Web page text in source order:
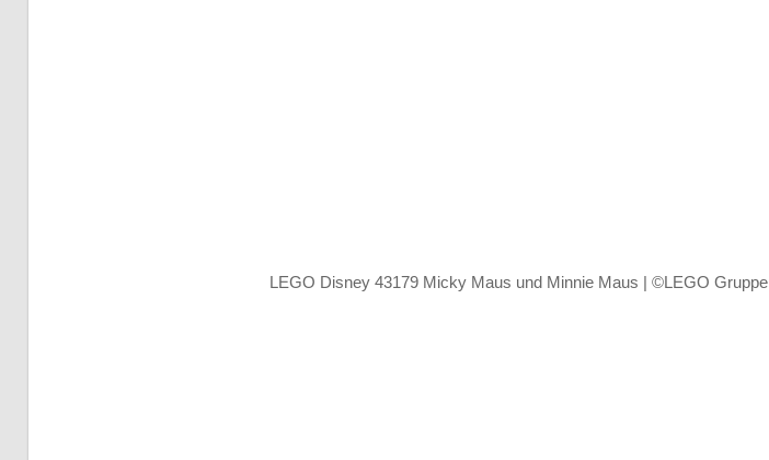
LEGO Disney 43179 Micky Maus und Minnie Maus | ©LEGO Gruppe